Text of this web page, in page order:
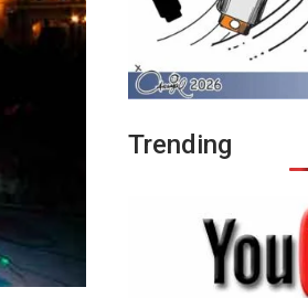
Trending